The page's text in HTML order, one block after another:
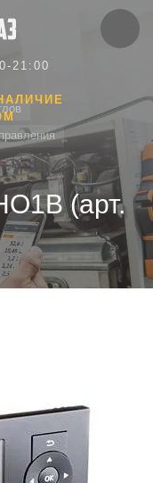
21:00
(арт.